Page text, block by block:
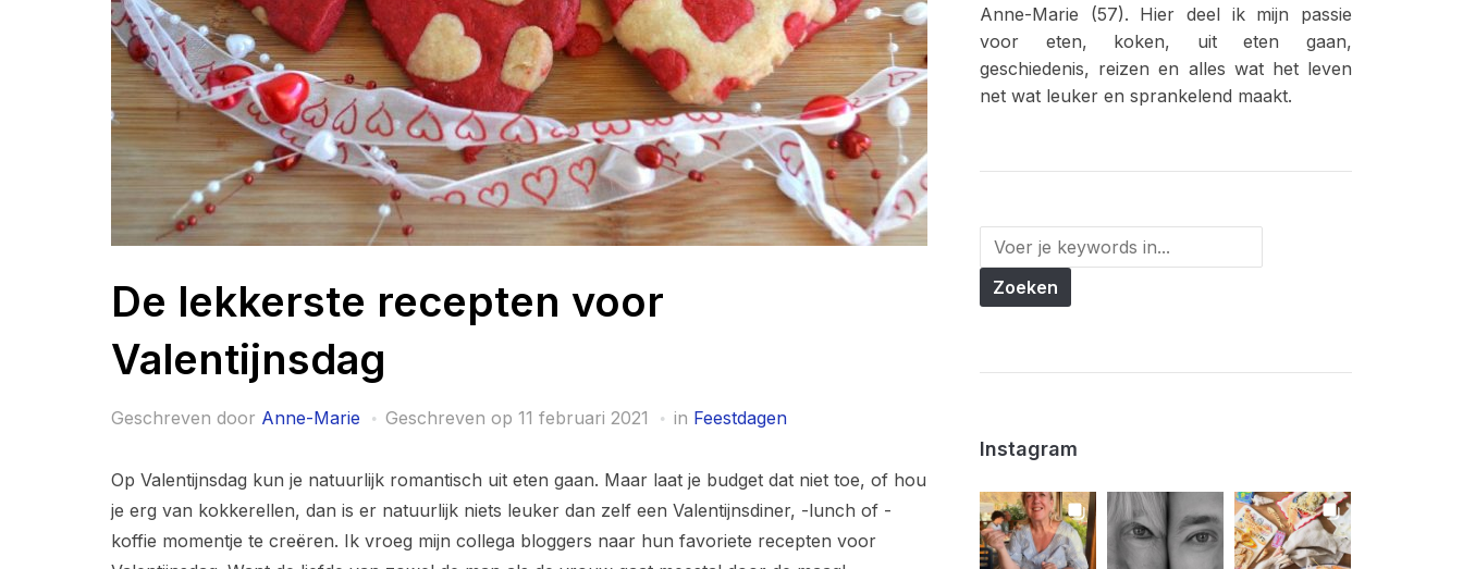
De lekkerste recepten voor
Valentijnsdag
Geschreven door Anne-Marie Geschreven op 11 februari 2021 in Feestdagen
Op Valentijnsdag kun je natuurlijk romantisch uit eten gaan. Maar laat je budget dat niet toe, of hou
je erg van kokkerellen, dan is er natuurlijk niets leuker dan zelf een Valentijnsdiner, -lunch of -
koffie momentje te creëren. Ik vroeg mijn collega bloggers naar hun favoriete recepten voor
Anne-Marie (57). Hier deel ik mijn passie
voor eten, koken, uit eten gaan,
geschiedenis, reizen en alles wat het leven
net wat leuker en sprankelend maakt.
Instagram